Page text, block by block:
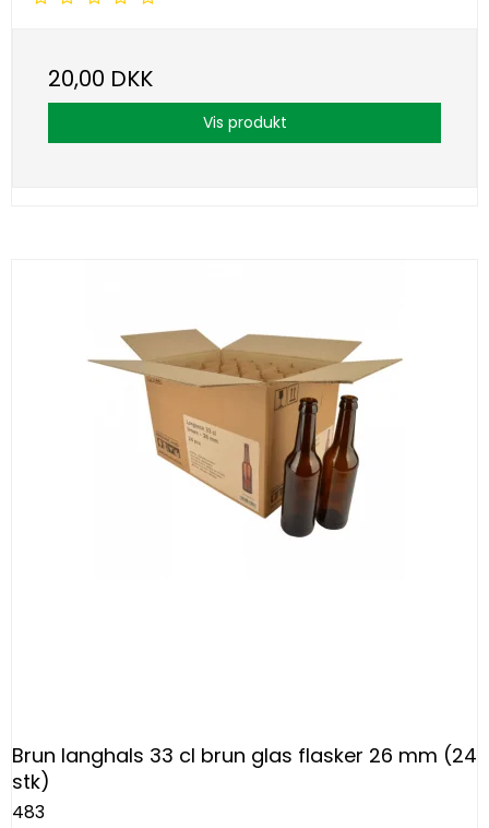
20,00 DKK
Vis produkt
Brun langhals 33 cl brun glas flasker 26 mm (24
stk)
483